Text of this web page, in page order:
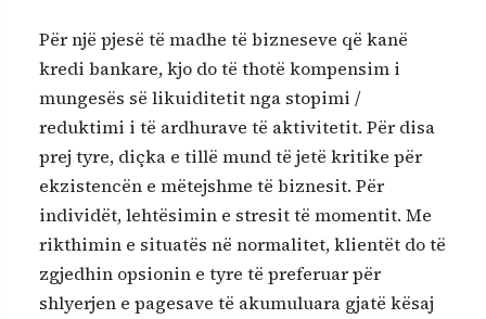
Për një pjesë të madhe të bizneseve që kanë
kredi bankare, kjo do të thotë kompensim i
mungesës së likuiditetit nga stopimi /
reduktimi i të ardhurave të aktivitetit. Për disa
prej tyre, diçka e tillë mund të jetë kritike për
ekzistencën e mëtejshme të biznesit. Për
individët, lehtësimin e stresit të momentit. Me
rikthimin e situatës në normalitet, klientët do të
zgjedhin opsionin e tyre të preferuar për
shlyerjen e pagesave të akumuluara gjatë kësaj